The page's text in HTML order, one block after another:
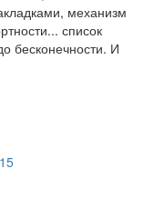
механизм
список
бесконечности. И